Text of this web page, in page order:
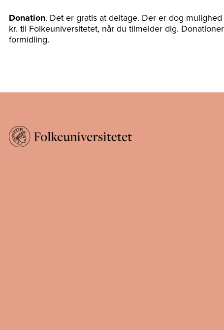
Donation. Det er gratis at deltage. Der er dog
kr. til Folkeuniversitetet, når du tilmelder dig.
formidling.